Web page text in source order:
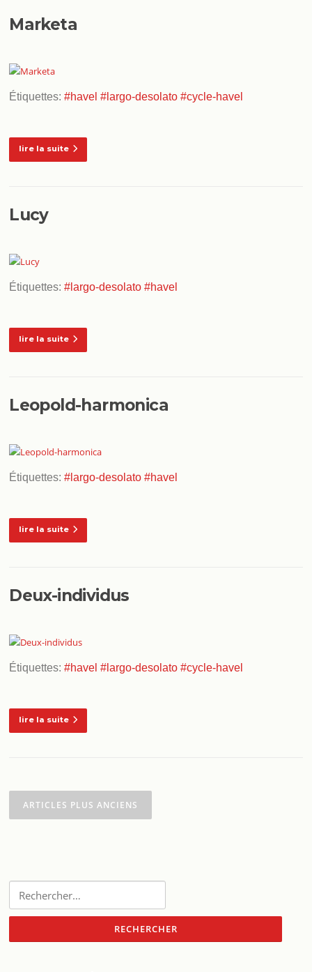
Marketa
Étiquettes: #havel #largo-desolato #cycle-havel
lire la suite
Lucy
Étiquettes: #largo-desolato #havel
lire la suite
Leopold-harmonica
Étiquettes: #largo-desolato #havel
lire la suite
Deux-individus
Étiquettes: #havel #largo-desolato #cycle-havel
lire la suite
des
articles
ARTICLES PLUS ANCIENS